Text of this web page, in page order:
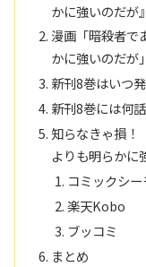
かに強いのだが
漫画「暗殺者で
かに強いのだが
新刊8巻はいつ
新刊8巻には何
知らなきゃ損！
よりも明らかに
コミックシー
楽天Kobo
ブッコミ
まとめ